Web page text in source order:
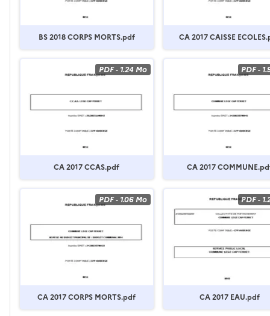
BS 2018 CORPS MORTS.pdf CA 2017 CAISSE
PDF- 1.24 Mo
CA 2017 CCAS.pdf
PDF-
CA 2017
PDF- 1.06 Mo
CA 2017 CORPS MORTS.pdf
PDF-
CA 2017 EAU.pdf